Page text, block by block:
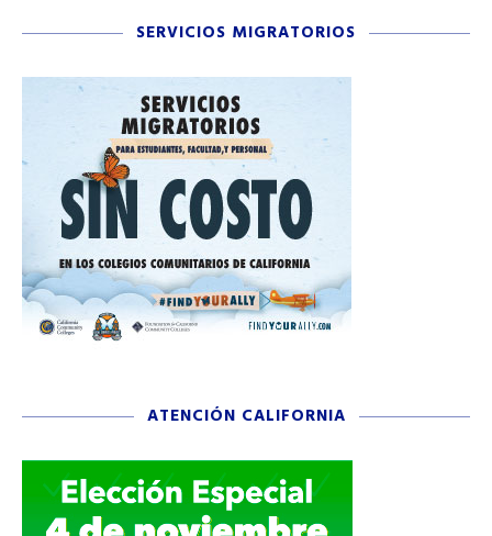
SERVICIOS MIGRATORIOS
ATENCIÓN CALIFORNIA